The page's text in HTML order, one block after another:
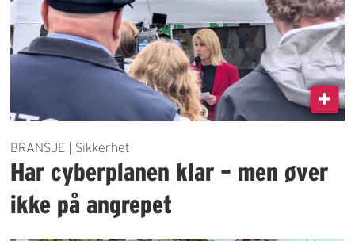
BRANSJE | Sikkerhet
Har cyberplanen klar – men øver
ikke på angrepet